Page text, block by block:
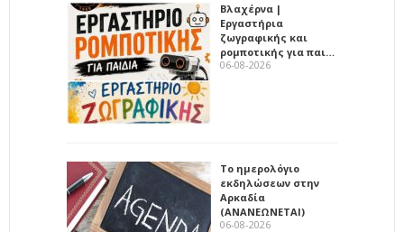
Βλαχέρνα |
Εργαστήρια
ζωγραφικής και
ρομποτικής για παι…
06-08-2026
Το ημερολόγιο
εκδηλώσεων στην
Αρκαδία
(ΑΝΑΝΕΩΝΕΤΑΙ)
06-08-2026